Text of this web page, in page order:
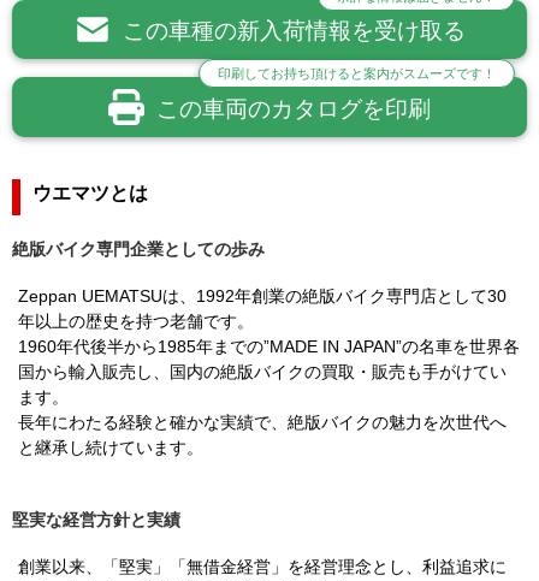
この車種の新入荷情報を受け取る
この車両のカタログを印刷
印刷してお持ち頂けると案内がスムーズです！
ウエマツとは
絶版バイク専門企業としての歩み
Zeppan UEMATSUは、1992年創業の絶版バイク専門店として30
年以上の歴史を持つ老舗です。
1960年代後半から1985年までの”MADE IN JAPAN”の名車を世界各
国から輸入販売し、国内の絶版バイクの買取・販売も手がけてい
ます。
長年にわたる経験と確かな実績で、絶版バイクの魅力を次世代へ
と継承し続けています。
堅実な経営方針と実績
創業以来、「堅実」「無借金経営」を経営理念とし、利益追求に